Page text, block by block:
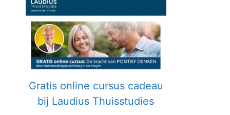
Gratis online cursus cadeau
bij Laudius Thuisstudies